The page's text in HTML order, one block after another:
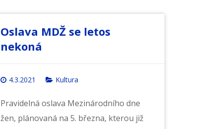
Oslava MDŽ se letos
nekoná
4.3.2021 Kultura
Pravidelná oslava Mezinárodního dne
žen, plánovaná na 5. března, kterou již